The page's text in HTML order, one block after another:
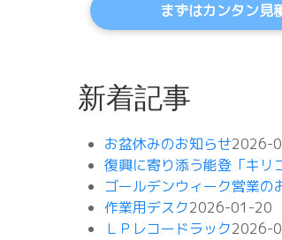
まずはカンタン見
新着記事
お盆休みのお知らせ2026-
復興に寄り添う能登「キリ
ゴールデンウィーク営業の
作業用デスク2026-01-20
ＬＰレコードラック2026-